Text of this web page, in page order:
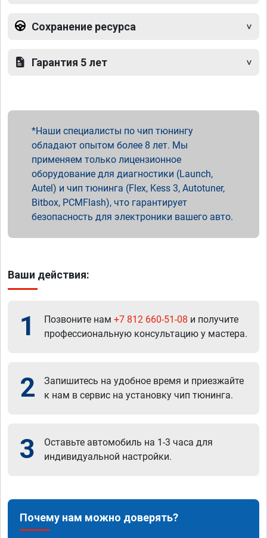
Сохранение ресурса
Гарантия 5 лет
Наши специалисты по чип тюнингу
обладают опытом более 8 лет. Мы
применяем только лицензионное
оборудование для диагностики (Launch,
Autel) и чип тюнинга (Flex, Kess 3, Autotuner,
Bitbox, PCMFlash), что гарантирует
безопасность для электроники вашего авто.
Ваши действия:
1 Позвоните нам +7 812 660-51-08 и получите
профессиональную консультацию у мастера.
2
Запишитесь на удобное время и приезжайте
к нам в сервис на установку чип тюнинга.
3
Оставьте автомобиль на 1-3 часа для
индивидуальной настройки.
Почему нам можно доверять?